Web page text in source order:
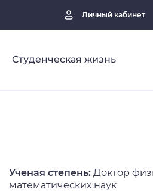
Личный кабинет
Студенческая жизнь
Ученая степень:Доктор
математических наук